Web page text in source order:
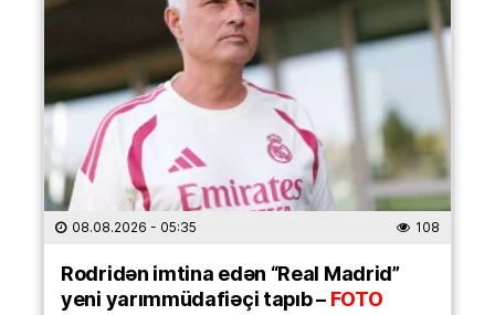
08.08.2026 - 05:35 108
Rodridən imtina edən “Real Madrid”
yeni yarımmüdafiəçi tapıb –FOTO